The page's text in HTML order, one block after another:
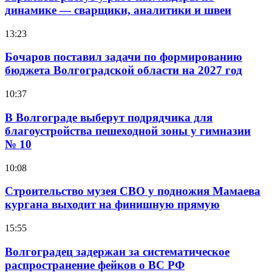
динамике — сварщики, аналитики и швеи
13:23
Бочаров поставил задачи по формированию
бюджета Волгоградской области на 2027 год
10:37
В Волгограде выберут подрядчика для
благоустройства пешеходной зоны у гимназии
№ 10
10:08
Строительство музея СВО у подножия Мамаева
кургана выходит на финишную прямую
15:55
Волгоградец задержан за систематическое
распространение фейков о ВС РФ